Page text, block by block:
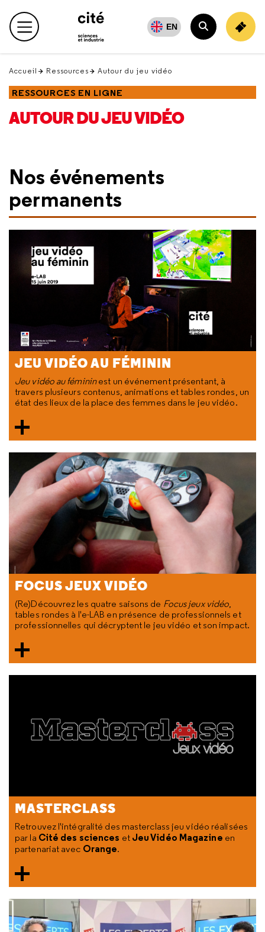
en
haut Menu principal EN
Rechercher
Accueil Ressources Autour du jeu vidéo
RESSOURCES EN LIGNE
AUTOUR DU JEU VIDÉO
Nos événements
permanents
JEU VIDÉO AU FÉMININ
Jeu vidéo au fémininest un événement présentant, à
travers plusieurs contenus, animations et tables rondes, un
état des lieux de la place des femmes dans le jeu vidéo.
FOCUS JEUX VIDÉO
(Re)Découvrez les quatre saisons de Focus jeux vidéo,
tables rondes à l'e-LAB en présence de professionnels et
professionnelles qui décryptent le jeu vidéo et son impact.
MASTERCLASS
Retrouvez l'intégralité des masterclass jeu vidéo réalisées
par la Cité des sciences et Jeu Vidéo Magazine en
partenariat avec Orange.